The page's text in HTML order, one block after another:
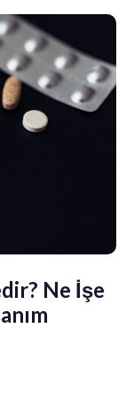
Ne İşe